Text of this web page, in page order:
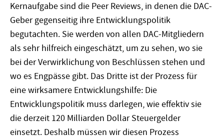
Kernaufgabe sind die Peer Reviews, in denen die DAC-
Geber gegenseitig ihre Entwicklungspolitik
begutachten. Sie werden von allen DAC-Mitgliedern
als sehr hilfreich eingeschätzt, um zu sehen, wo sie
bei der Verwirklichung von Beschlüssen stehen und
wo es Engpässe gibt. Das Dritte ist der Prozess für
eine wirksamere Entwicklungshilfe: Die
Entwicklungspolitik muss darlegen, wie effektiv sie
die derzeit 120 Milliarden Dollar Steuergelder
einsetzt. Deshalb müssen wir diesen Prozess